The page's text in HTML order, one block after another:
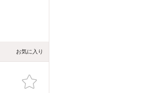
お気に入り